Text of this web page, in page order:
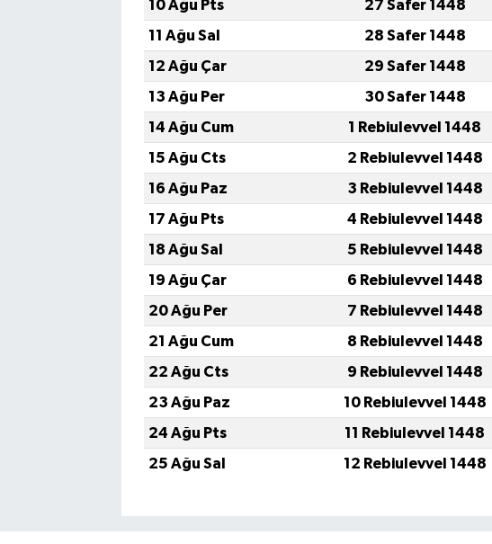
10 Ağu Pts
27 Safer 1448
11 Ağu Sal
28 Safer 1448
12 Ağu Çar
29 Safer 1448
13 Ağu Per
30 Safer 1448
14 Ağu Cum
1 Rebiulevvel 1448
15 Ağu Cts
2 Rebiulevvel 1448
16 Ağu Paz
3 Rebiulevvel 1448
17 Ağu Pts
4 Rebiulevvel 1448
18 Ağu Sal
5 Rebiulevvel 1448
19 Ağu Çar
6 Rebiulevvel 1448
20 Ağu Per
7 Rebiulevvel 1448
21 Ağu Cum
8 Rebiulevvel 1448
22 Ağu Cts
9 Rebiulevvel 1448
23 Ağu Paz
10 Rebiulevvel 1448
24 Ağu Pts
11 Rebiulevvel 1448
25 Ağu Sal
12 Rebiulevvel 1448